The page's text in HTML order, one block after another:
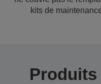
kits de